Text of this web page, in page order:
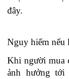
đây.
Nguy hiểm nếu
Khi người mua
ảnh hưởng